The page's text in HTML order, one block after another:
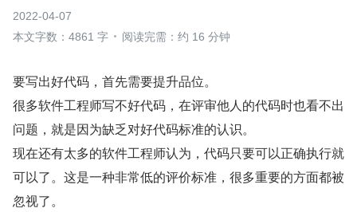
2022-04-07
本文字数：4861 字
阅读完需：约 16 分钟
要写出好代码，首先需要提升品位。
很多软件工程师写不好代码，在评审他人的代码时也看不出
问题，就是因为缺乏对好代码标准的认识。
现在还有太多的软件工程师认为，代码只要可以正确执行就
可以了。这是一种非常低的评价标准，很多重要的方面都被
忽视了。